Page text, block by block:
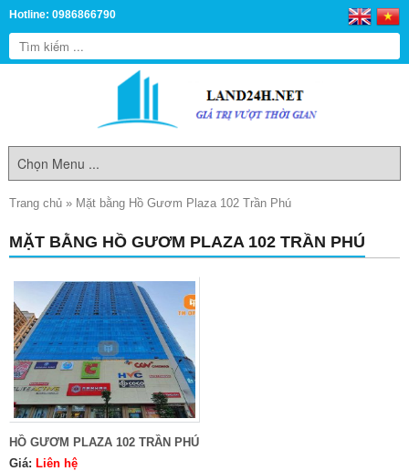
Hotline: 0986866790
Trang chủ » Mặt bằng Hồ Gươm Plaza 102 Trần Phú
MẶT BẰNG HỒ GƯƠM PLAZA 102 TRẦN PHÚ
HỒ GƯƠM PLAZA 102 TRẦN PHÚ
Giá: Liên hệ